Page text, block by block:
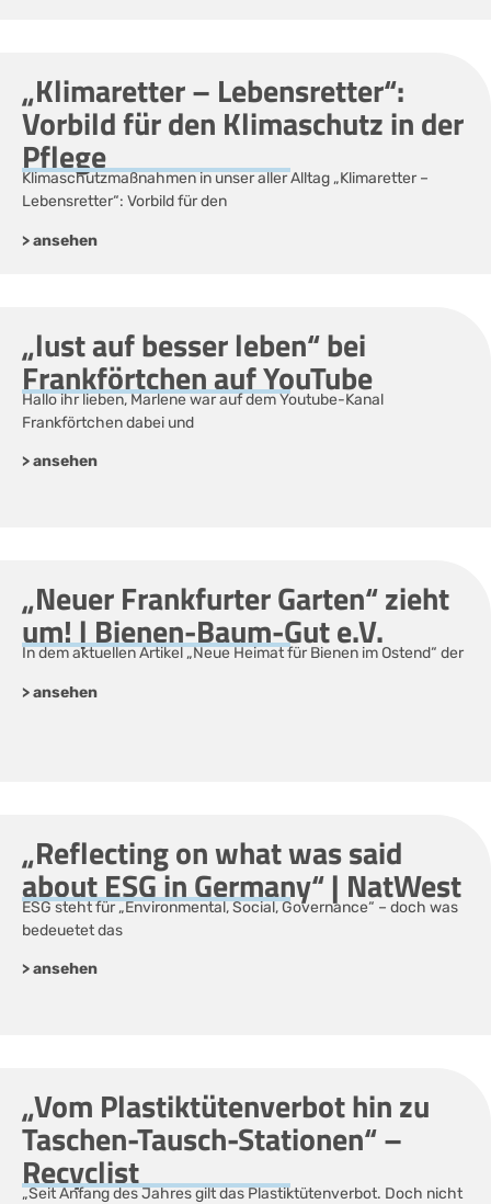
„Klimaretter – Lebensretter“:
Vorbild für den Klimaschutz in der
Pflege
Klimaschutzmaßnahmen in unser aller Alltag „Klimaretter –
Lebensretter“: Vorbild für den
> ansehen
„lust auf besser leben“ bei
Frankförtchen auf YouTube
Hallo ihr lieben, Marlene war auf dem Youtube-Kanal
Frankförtchen dabei und
> ansehen
„Neuer Frankfurter Garten“ zieht
um! | Bienen-Baum-Gut e.V.
In dem aktuellen Artikel „Neue Heimat für Bienen im Ostend“ der
> ansehen
„Reflecting on what was said
about ESG in Germany“ | NatWest
ESG steht für „Environmental, Social, Governance“ – doch was
bedeuetet das
> ansehen
„Vom Plastiktütenverbot hin zu
Taschen-Tausch-Stationen“ –
Recyclist
„Seit Anfang des Jahres gilt das Plastiktütenverbot. Doch nicht